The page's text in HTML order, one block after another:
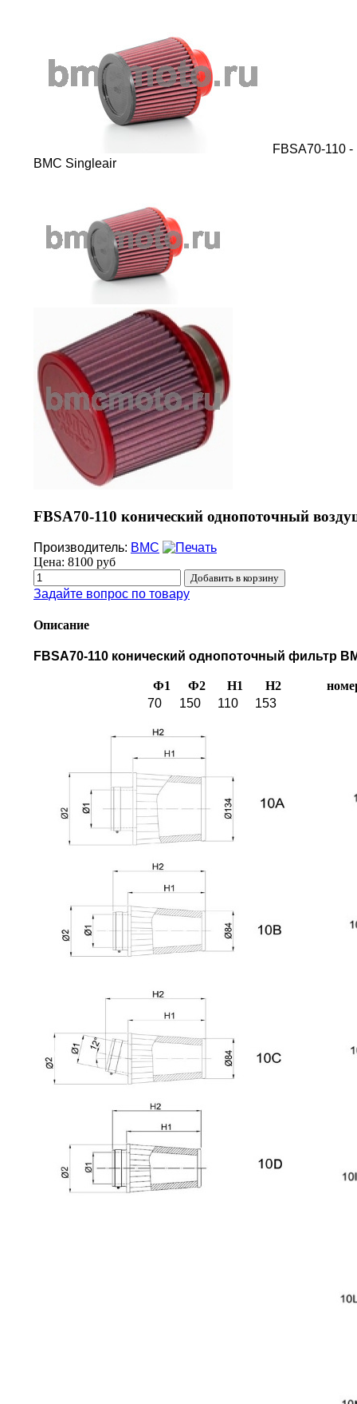
FBSA70-110
BMC Singleair
FBSA70-110 конический однопоточный
Производитель: BMC
Цена: 8100 руб
Задайте вопрос по товару
Описание
FBSA70-110 конический однопоточный фильтр
Ф1 Ф2 H1 H2
70
150 110 153